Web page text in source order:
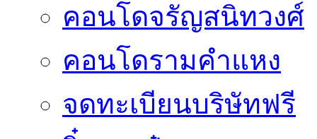
คอนโดจรัญสนิทวงศ์
คอนโดรามคำแหง
จดทะเบียนบริษัทฟรี